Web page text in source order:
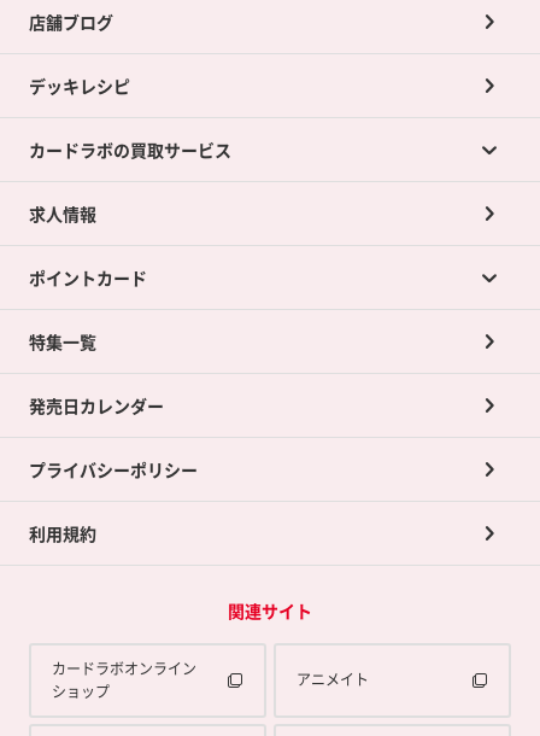
店舗ブログ
デッキレシピ
カードラボの買取サービス
カードラボの買取サービスTOP
店舗買取について
ネット買取について
買取承諾書について
求人情報
ポイントカード
ポイントカードTOP
ポイント交換景品
特集一覧
発売日カレンダー
プライバシーポリシー
利用規約
関連サイト
カードラボオンライン
ショップ
アニメイト